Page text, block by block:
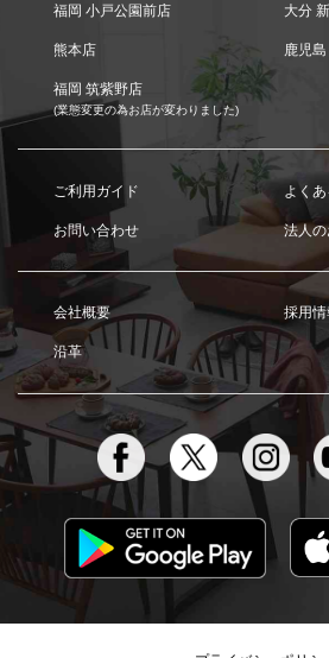
福岡 小戸公園前店 大分
熊本店 鹿児
福岡 筑紫野店
(業態変更の為お店が変わりました)
ご利用ガイド よく
お問い合わせ 法人
会社概要 採用情
沿革